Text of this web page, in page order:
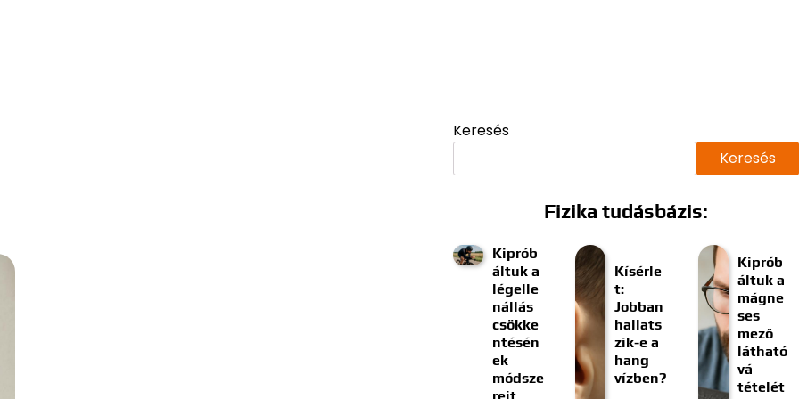
Keresés
Keresés
Fizika tudásbázis:
Kiprób
áltuk a
légelle
nállás
csökke
ntésén
ek
módsze
Kísérle
t:
Jobban
hallats
zik-e a
hang
vízben?
Kiprób
áltuk a
mágne
ses
mező
látható
vá
tételét